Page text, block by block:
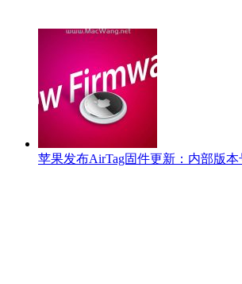
苹果发布AirTag固件更新：内部版本